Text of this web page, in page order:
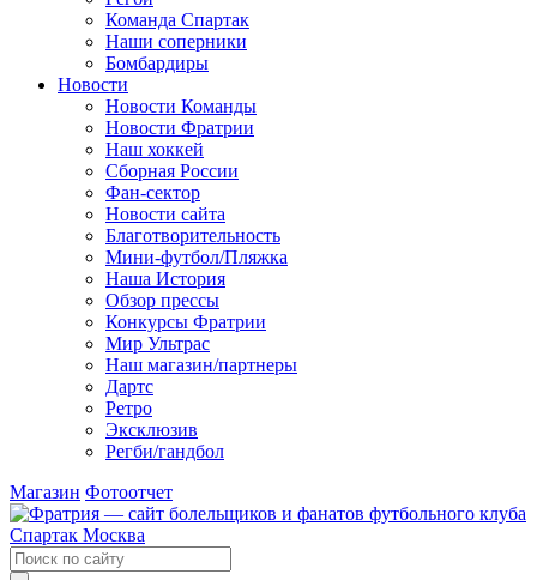
Команда Спартак
Наши соперники
Бомбардиры
Новости
Новости Команды
Новости Фратрии
Наш хоккей
Сборная России
Фан-cектор
Новости сайта
Благотворительность
Мини-футбол/Пляжка
Наша История
Обзор прессы
Конкурсы Фратрии
Мир Ультрас
Наш магазин/партнеры
Дартс
Ретро
Эксклюзив
Регби/гандбол
Магазин Фотоотчет